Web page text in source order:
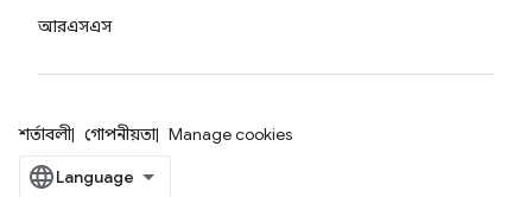
আরএসএস
শর্তাবলী গোপনীয়তা Manage cookies